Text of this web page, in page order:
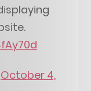
October 4,